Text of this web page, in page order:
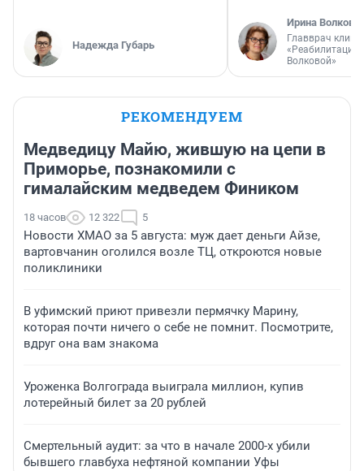
Надежда Губарь
Ирина Волкова
Главврач
«Реабилитация
Волковой»
РЕКОМЕНДУЕМ
Медведицу Майю, жившую на цепи в
Приморье, познакомили с
гималайским медведем Фиником
18 часов 12 322 5
Новости ХМАО за 5 августа: муж дает деньги Айзе,
вартовчанин оголился возле ТЦ, откроются новые
поликлиники
В уфимский приют привезли пермячку Марину,
которая почти ничего о себе не помнит. Посмотрите,
вдруг она вам знакома
Уроженка Волгограда выиграла миллион, купив
лотерейный билет за 20 рублей
Смертельный аудит: за что в начале 2000-х убили
бывшего главбуха нефтяной компании Уфы